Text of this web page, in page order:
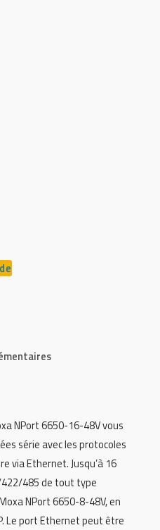
NPort 6650-16-48V vous
série avec les protocoles
via Ethernet. Jusqu’à 16
485 de tout type
NPort 6650-8-48V, en
Le port Ethernet peut être